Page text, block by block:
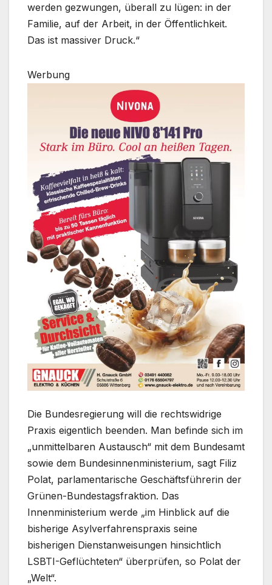
werden gezwungen, überall zu lügen: in der
Familie, auf der Arbeit, in der Öffentlichkeit.
Das ist massiver Druck.“
Werbung
Die Bundesregierung will die rechtswidrige
Praxis eigentlich beenden. Man befinde sich im
„unmittelbaren Austausch“ mit dem Bundesamt
sowie dem Bundesinnenministerium, sagt Filiz
Polat, parlamentarische Geschäftsführerin der
Grünen-Bundestagsfraktion. Das
Innenministerium werde „im Hinblick auf die
bisherige Asylverfahrenspraxis seine
bisherigen Dienstanweisungen hinsichtlich
LSBTI-Geflüchteten“ überprüfen, so Polat der
„Welt“.